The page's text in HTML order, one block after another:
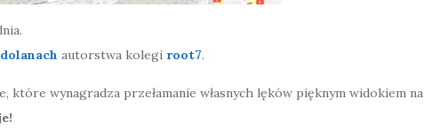
autorstwa kolegi root7.
które wynagradza przełamanie własnych lęków pięknym widokiem na